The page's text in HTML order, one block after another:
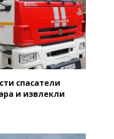
спасатели
и извлекли